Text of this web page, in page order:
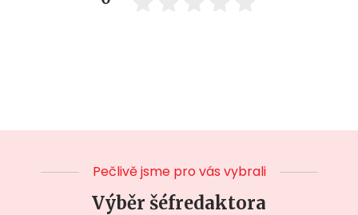
Pečlivě jsme pro vás vybrali
Výběr šéfredaktora